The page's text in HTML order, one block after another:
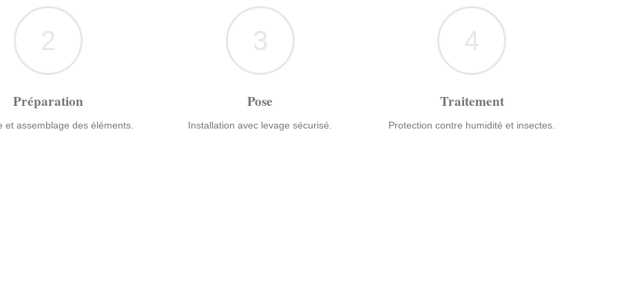
2
Préparation
et assemblage des éléments.
3
Pose
Installation avec levage sécurisé.
4
Traitement
Protection contre humidité et insectes.